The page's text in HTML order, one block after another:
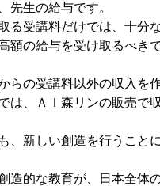
生の給与です。
受講料だけでは、十分
の給与を受け取るべきで
の受講料以外の収入を
、ＡＩ森リンの販売で
新しい創造を行うこと
的な教育が、日本全体